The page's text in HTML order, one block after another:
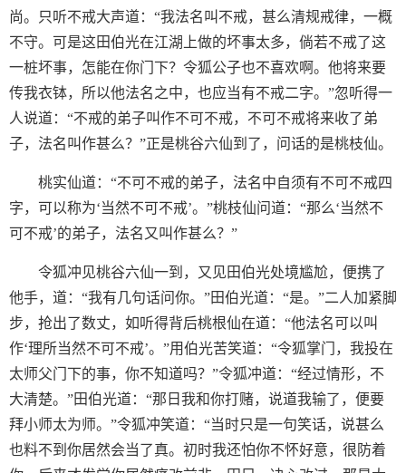
尚。只听不戒大声道：“我法名叫不戒，甚么清规戒律，一概
不守。可是这田伯光在江湖上做的坏事太多，倘若不戒了这
一桩坏事，怎能在你门下？令狐公子也不喜欢啊。他将来要
传我衣钵，所以他法名之中，也应当有不戒二字。”忽听得一
人说道：“不戒的弟子叫作不可不戒，不可不戒将来收了弟
子，法名叫作甚么？”正是桃谷六仙到了，问话的是桃枝仙。
桃实仙道：“不可不戒的弟子，法名中自须有不可不戒四
字，可以称为‘当然不可不戒’。”桃枝仙问道：“那么‘当然不
可不戒’的弟子，法名又叫作甚么？”
令狐冲见桃谷六仙一到，又见田伯光处境尴尬，便携了
他手，道：“我有几句话问你。”田伯光道：“是。”二人加紧脚
步，抢出了数丈，如听得背后桃根仙在道：“他法名可以叫
作‘理所当然不可不戒’。”用伯光苦笑道：“令狐掌门，我投在
太师父门下的事，你不知道吗？”令狐冲道：“经过情形，不
大清楚。”田伯光道：“那日我和你打赌，说道我输了，便要
拜小师太为师。”令狐冲笑道：“当时只是一句笑话，说甚么
也料不到你居然会当了真。初时我还怕你不怀好意，很防着